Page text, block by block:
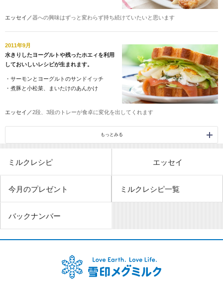
エッセイ／器への興味はずっと変わらず持ち続けていたいと思います
2011年9月
水きりしたヨーグルトや残ったホエィを利用
しておいしいレシピが生まれます。
・ サーモンとヨーグルトのサンドイッチ
・ 煮豚と小松菜、まいたけのあんかけ
エッセイ／2段、3段のトレーが食卓に変化を出してくれます
もっとみる
ミルクレシピ エッセイ
今月のプレゼント ミルクレシピ一覧
バックナンバー